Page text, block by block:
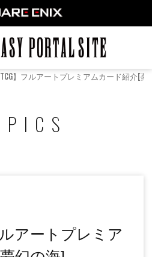
】フルアートプレミアムカード紹介[
アートプレミア